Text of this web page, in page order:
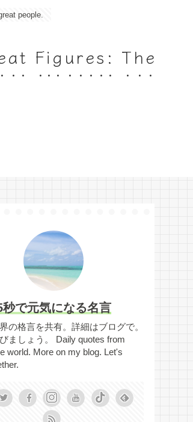
people.
Figures: The
秒で元気になる名言
の格言を共有。詳細はブログで。
ましょう。 Daily quotes from
world. More on my blog. Let's